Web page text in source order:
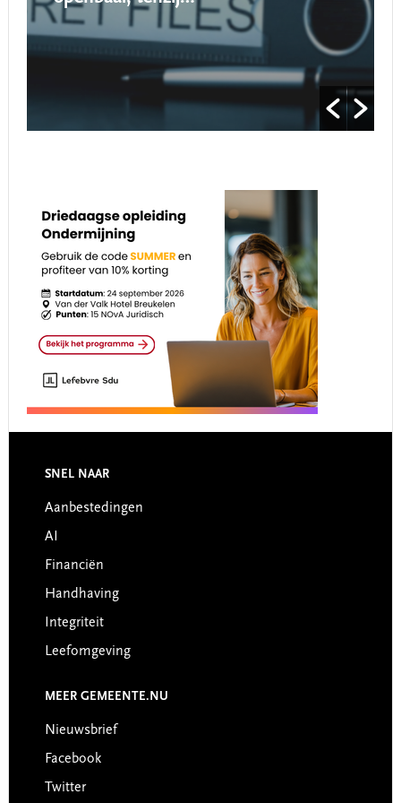
Footer
SNEL NAAR
Aanbestedingen
AI
Financiën
Handhaving
Integriteit
Leefomgeving
MEER GEMEENTE.NU
Nieuwsbrief
Facebook
Twitter